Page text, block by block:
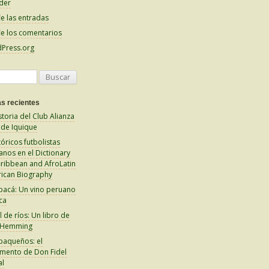
las entradas
los comentarios
recientes
del Club Alianza
Iquique
futbolistas
en el Dictionary
and AfroLatin
Biography
Un vino peruano
de ríos: Un libro de
el
de Don Fidel